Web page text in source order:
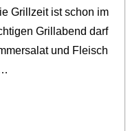
Grillzeit ist schon im
Grillabend darf
und Fleisch